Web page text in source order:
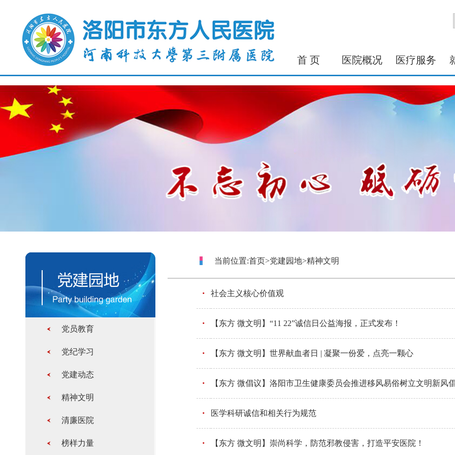
首 页 医院概况 医疗服务
党员教育
党纪学习
党建动态
精神文明
清廉医院
榜样力量
当前位置:首页>党建园地>精神文明
社会主义核心价值观
【东方 微文明】“11 22”诚信日公益海报，正式发布！
【东方 微文明】世界献血者日 | 凝聚一份爱，点亮一颗心
【东方 微倡议】洛阳市卫生健康委员会推进移风易俗树立文明新风
医学科研诚信和相关行为规范
【东方 微文明】崇尚科学，防范邪教侵害，打造平安医院！